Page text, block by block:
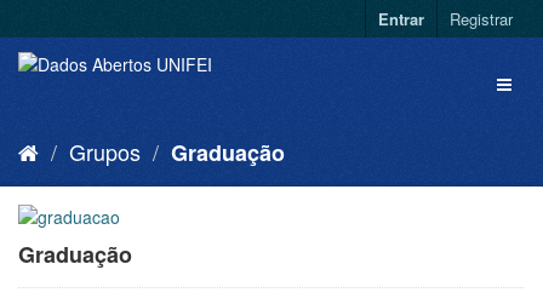
Entrar Registrar
Grupos Graduação
Graduação